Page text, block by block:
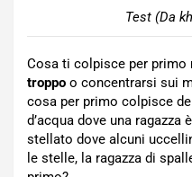
Test (Da
Cosa ti colpisce per primo
troppo o concentrarsi sui
cosa per primo colpisce
d’acqua dove una ragazza
stellato dove alcuni
le stelle, la ragazza di